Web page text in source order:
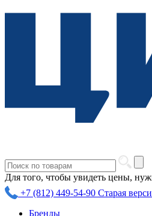
Для того, чтобы увидеть цены,
+7 (812) 449-54-90 Старая
Бренды